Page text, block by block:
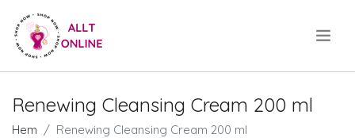
Renewing Cleansing Cream 200 ml
Hem Renewing Cleansing Cream 200 ml